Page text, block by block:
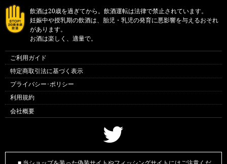
飲酒は20歳を過ぎてから。飲酒運転は法律で禁止されています。
妊娠中や授乳期の飲酒は、胎児・乳児の発育に悪影響を与えるおそれ
があります。
お酒は楽しく、適量で。
ご利用ガイド
特定商取引法に基づく表示
プライバシー･ポリシー
利用規約
会社概要